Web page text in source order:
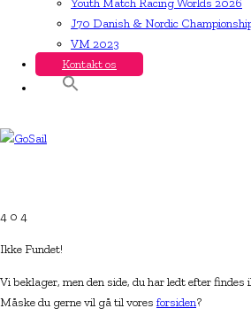
Youth Match Racing Worlds 2026
J70 Danish & Nordic
VM 2023
Kontakt os
4 0 4
Ikke Fundet!
Vi beklager, men den side, du har ledt efter findes
Måske du gerne vil gå til vores forsiden?